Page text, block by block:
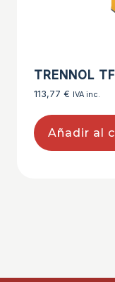
TRENNOL
113,77 € IVA inc.
Añadir al